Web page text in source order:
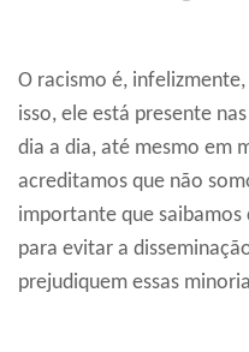
O racismo é,
isso, ele está presente
dia a dia, até mesmo em
acreditamos que não
importante que saibamos
para evitar a
prejudiquem essas